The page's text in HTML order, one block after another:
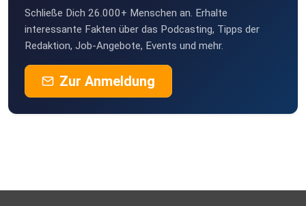
Schließe Dich 26.000+ Menschen an. Erhalte
interessante Fakten über das Podcasting, Tipps der
Redaktion, Job-Angebote, Events und mehr.
Zur Anmeldung